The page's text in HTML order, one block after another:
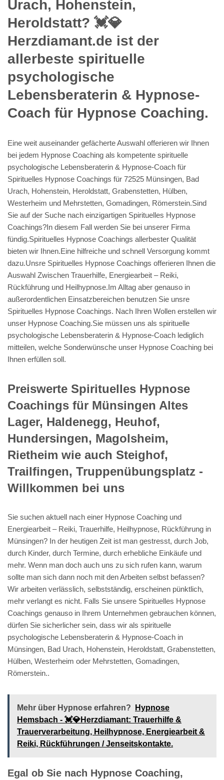
Urach, Hohenstein,
Heroldstatt? 💓️💎
Herzdiamant.de ist der
allerbeste spirituelle
psychologische
Lebensberaterin & Hypnose-
Coach für Hypnose Coaching.
Eine weit auseinander gefächerte Auswahl offerieren wir Ihnen
bei jedem Hypnose Coaching als kompetente spirituelle
psychologische Lebensberaterin & Hypnose-Coach für
Spirituelles Hypnose Coachings für 72525 Münsingen, Bad
Urach, Hohenstein, Heroldstatt, Grabenstetten, Hülben,
Westerheim und Mehrstetten, Gomadingen, Römerstein.Sind
Sie auf der Suche nach einzigartigen Spirituelles Hypnose
Coachings?In diesem Fall werden Sie bei unserer Firma
fündig.Spirituelles Hypnose Coachings allerbester Qualität
bieten wir Ihnen.Eine hilfreiche und schnell Versorgung kommt
dazu.Unsre Spirituelles Hypnose Coachings offerieren Ihnen die
Auswahl Zwischen Trauerhilfe, Energiearbeit – Reiki,
Rückführung und Heilhypnose.Im Alltag aber genauso in
außerordentlichen Einsatzbereichen benutzen Sie unsre
Spirituelles Hypnose Coachings. Nach Ihren Wollen erstellen wir
unser Hypnose Coaching.Sie müssen uns als spirituelle
psychologische Lebensberaterin & Hypnose-Coach lediglich
mitteilen, welche Sonderwünsche unser Hypnose Coaching bei
Ihnen erfüllen soll.
Preiswerte Spirituelles Hypnose
Coachings für Münsingen Altes
Lager, Haldenegg, Heuhof,
Hundersingen, Magolsheim,
Rietheim wie auch Steighof,
Trailfingen, Truppenübungsplatz -
Willkommen bei uns
Sie suchen aktuell nach einer Hypnose Coaching und
Energiearbeit – Reiki, Trauerhilfe, Heilhypnose, Rückführung in
Münsingen? In der heutigen Zeit ist man gestresst, durch Job,
durch Kinder, durch Termine, durch erhebliche Einkäufe und
mehr. Wenn man doch auch uns zu sich rufen kann, warum
sollte man sich dann noch mit den Arbeiten selbst befassen?
Wir arbeiten verlässlich, selbstständig, erscheinen pünktlich,
mehr verlangt es nicht. Falls Sie unsere Spirituelles Hypnose
Coachings genauso in Ihrem Unternehmen gebrauchen können,
dürfen Sie sicherlicher sein, dass wir als spirituelle
psychologische Lebensberaterin & Hypnose-Coach in
Münsingen, Bad Urach, Hohenstein, Heroldstatt, Grabenstetten,
Hülben, Westerheim oder Mehrstetten, Gomadingen,
Römerstein..
Mehr über Hypnose erfahren?
Hypnose
Hemsbach - 💓️💎Herzdiamant: Trauerhilfe &
Trauerverarbeitung, Heilhypnose, Energiearbeit &
Reiki, Rückführungen / Jenseitskontakte.
Egal ob Sie nach Hypnose Coaching,